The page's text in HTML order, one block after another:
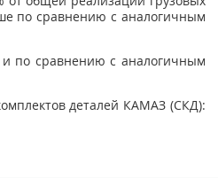
по сравнению с аналогичным
и по сравнению с аналогичным
деталей КАМАЗ (СКД):